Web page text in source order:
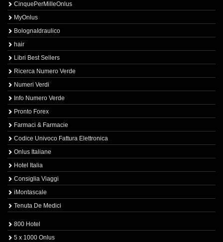
CinquePerMilleOnlus
MyOnlus
BolognaIdraulico
hair
Libri Best Sellers
Ricerca Numero Verde
Numeri Verdi
Info Numero Verde
Pronto Forex
Farmaci & Farmacie
Codice Univoco Fattura Elettronica
Onlus Italiane
Hotel Italia
Consiglia Viaggi
iMontascale
Tenuta De Medici
800 Hotel
5 x 1000 Onlus